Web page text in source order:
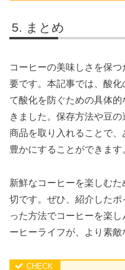
まとめ
コーヒーの美味しさを保
要です。本記事では、酸
て酸化を防ぐための具体
きました。保存方法や豆
商品を取り入れることで
豊かにすることができます
新鮮なコーヒーを楽しむ
切です。ぜひ、紹介した
った方法でコーヒーを楽
ーヒーライフが、より素敵